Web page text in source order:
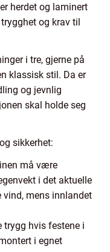
herdet og laminert
og krav til
i tre, gjerne på
klassisk stil. Da er
og jevnlig
skal holde seg
sikkerhet:
må være
i det aktuelle
vind, mens innlandet
trygg hvis festene i
i egnet